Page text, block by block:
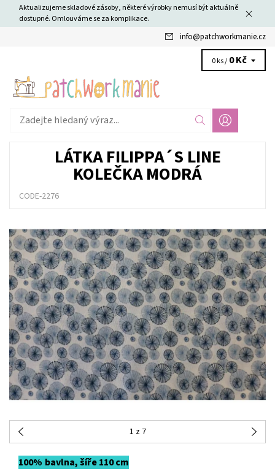
Aktualizujeme skladové zásoby, některé výrobky nemusí být aktuálně
dostupné. Omlouváme se za komplikace.
info@patchworkmanie.cz
0 ks / 0 Kč
LÁTKA FILIPPA´S LINE
KOLEČKA MODRÁ
CODE-2276
1 z 7
100% bavlna, šíře 110 cm